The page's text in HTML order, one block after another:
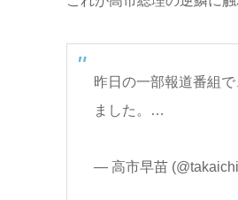
昨日の一部報道番組
ました。…
— 高市早苗